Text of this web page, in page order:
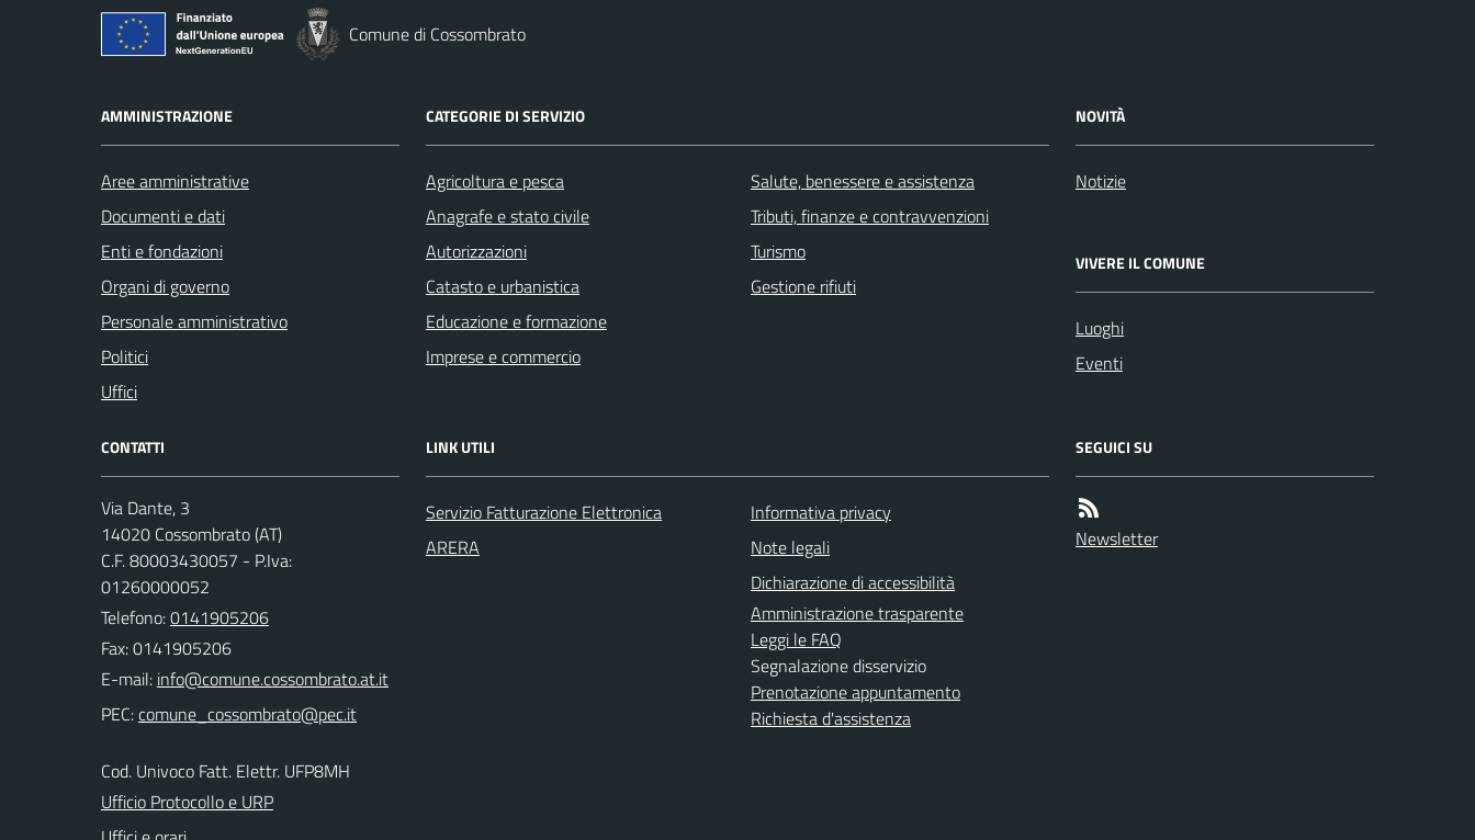
Comune di Cossombrato
AMMINISTRAZIONE
Aree amministrative
Documenti e dati
Enti e fondazioni
Organi di governo
Personale amministrativo
Politici
Uffici
CATEGORIE DI SERVIZIO
Agricoltura e pesca
Anagrafe e stato civile
Autorizzazioni
Catasto e urbanistica
Educazione e formazione
Imprese e commercio
Salute, benessere e assistenza
Tributi, finanze e contravvenzioni
Turismo
Gestione rifiuti
NOVITÀ
Notizie
VIVERE IL COMUNE
Luoghi
Eventi
CONTATTI
Via Dante, 3
14020 Cossombrato (AT)
C.F. 80003430057 - P.Iva:
01260000052
Telefono:0141905206
Fax: 0141905206
E-mail:
PEC:
Cod. Univoco Fatt. Elettr. UFP8MH
Ufficio Protocollo e URP
LINK UTILI
Servizio Fatturazione Elettronica
ARERA
Informativa privacy
Note legali
Dichiarazione di accessibilità
Amministrazione trasparente
Leggi le FAQ
Segnalazione disservizio
Prenotazione appuntamento
Richiesta d'assistenza
SEGUICI SU
Newsletter